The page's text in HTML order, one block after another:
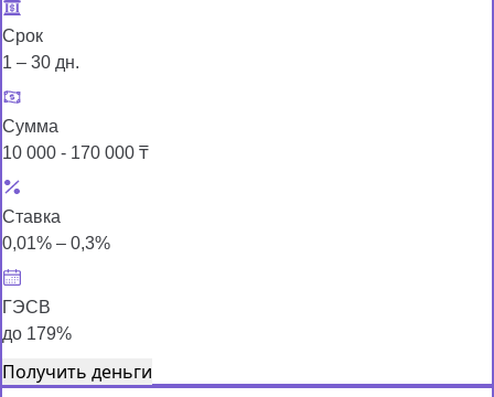
Срок
1 – 30 дн.
Сумма
10 000 - 170 000 ₸
Ставка
0,01% – 0,3%
ГЭСВ
до 179%
Получить деньги